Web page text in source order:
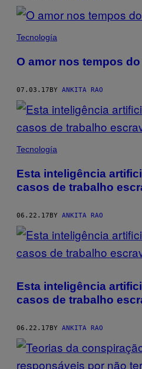
Tecnología
O amor nos tempos
07.03.17BY ANKITA RAO
Tecnología
Esta inteligência
casos de trabalho
06.22.17BY ANKITA RAO
Esta inteligência
casos de trabalho
06.22.17BY ANKITA RAO